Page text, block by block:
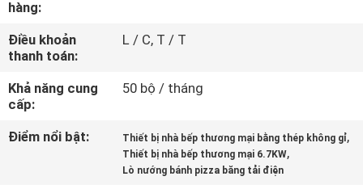
NHÀ
MÁY
KIỂM
SOÁT
hàng:
Điều khoản
thanh toán:
L / C, T / T
Khả năng cung
cấp:
50 bộ / tháng
Điểm nổi bật: Thiết bị nhà bếp thương mại bằng thép không gỉ,
Thiết bị nhà bếp thương mại 6.7KW,
Lò nướng bánh pizza băng tải điện